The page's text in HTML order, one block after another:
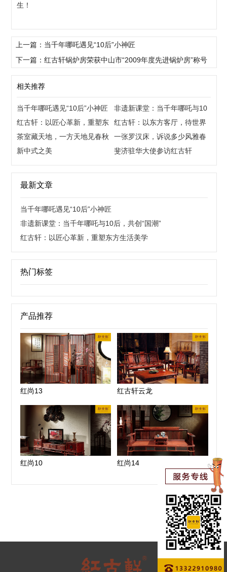
生！
上一篇：当千年哪吒遇见“10后”小神匠
下一篇：红古轩锅炉房荣获中山市“2009年度先进锅炉房”称号
相关推荐
当千年哪吒遇见“10后”小神匠
非遗新课堂：当千年哪吒与10
后，共创“国潮”
红古轩：以匠心革新，重塑东
方生活美学
红古轩：以东方客厅，待世界
来宾
茶室藏天地，一方天地见春秋
一张罗汉床，诉说多少风雅春
秋
新中式之美 斐济驻华大使参访红古轩
最新文章
当千年哪吒遇见“10后”小神匠
非遗新课堂：当千年哪吒与10后，共创“国潮”
红古轩：以匠心革新，重塑东方生活美学
热门标签
产品推荐
红尚13 红古轩云龙
红尚10 红尚14